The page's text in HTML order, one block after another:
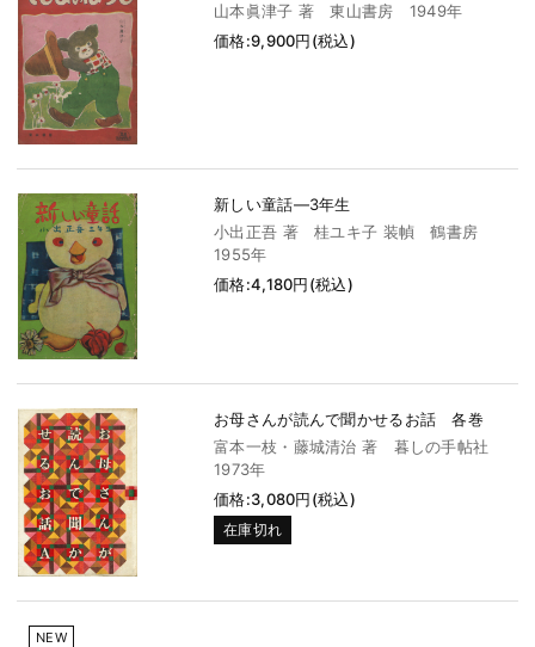
山本眞津子 著 東山書房 1949年
価格:9,900円(税込)
新しい童話―3年生
小出正吾 著 桂ユキ子 装幀 鶴書房
1955年
価格:4,180円(税込)
お母さんが読んで聞かせるお話 各巻
富本一枝・藤城清治 著 暮しの手帖社
1973年
価格:3,080円(税込)
在庫切れ
NEW